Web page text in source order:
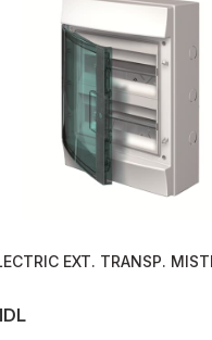
EXT. TRANSP.